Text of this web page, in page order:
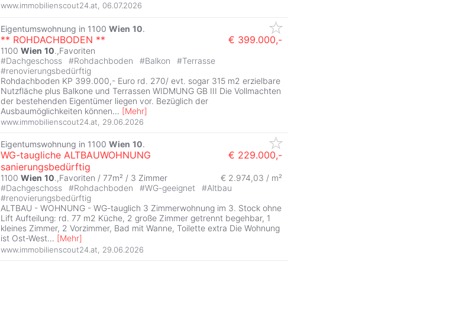
www.immobilienscout24.at 06.07.2026
Eigentumswohnung in 1100 Wien 10.
** ROHDACHBODEN ** € 399.000,-
1100 Wien 10.,Favoriten
#Dachgeschoss #Rohdachboden #Balkon #Terrasse
#renovierungsbedürftig
Rohdachboden KP 399.000,- Euro rd. 270/ evt. sogar 315 m2 erzielbare
Nutzfläche plus Balkone und Terrassen WIDMUNG GB III Die Vollmachten
der bestehenden Eigentümer liegen vor. Bezüglich der
Ausbaumöglichkeiten können... [Mehr]
www.immobilienscout24.at 29.06.2026
Eigentumswohnung in 1100 Wien 10.
WG-taugliche ALTBAUWOHNUNG
sanierungsbedürftig
€ 229.000,-
1100 Wien 10.,Favoriten / 77m² / 3 Zimmer
€ 2.974,03 / m²
#Dachgeschoss #Rohdachboden #WG-geeignet #Altbau
#renovierungsbedürftig
ALTBAU - WOHNUNG - WG-tauglich 3 Zimmerwohnung im 3. Stock ohne
Lift Aufteilung: rd. 77 m2 Küche, 2 große Zimmer getrennt begehbar, 1
kleines Zimmer, 2 Vorzimmer, Bad mit Wanne, Toilette extra Die Wohnung
ist Ost-West... [Mehr]
www.immobilienscout24.at 29.06.2026